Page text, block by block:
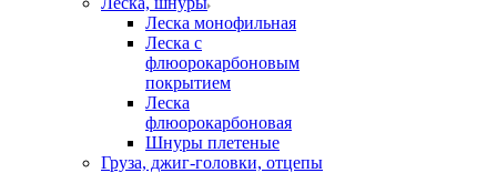
Леска монофильная
Леска с
флюорокарбоновым
покрытием
Леска
флюорокарбоновая
Шнуры плетеные
Груза, джиг-головки, отцепы